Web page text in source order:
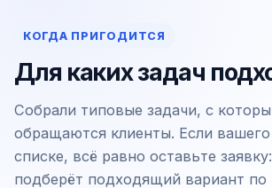
КОГДА ПРИГОДИТСЯ
Для каких задач
Собрали типовые задачи, с
обращаются клиенты. Если вашего
списке, всё равно оставьте
подберёт подходящий вариант по